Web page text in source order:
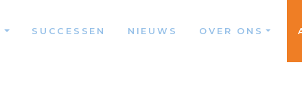
SUCCESSEN NIEUWS OVER ONS